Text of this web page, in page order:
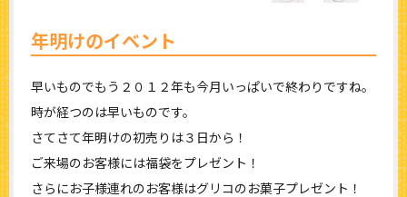
年明けのイベント
早いものでもう２０１２年も今月いっぱいで終わりですね。
時が経つのは早いものです。
さてさて年明けの初売りは３日から！
ご来場のお客様には福袋をプレゼント！
さらにお子様連れのお客様はグリコのお菓子プレゼント！